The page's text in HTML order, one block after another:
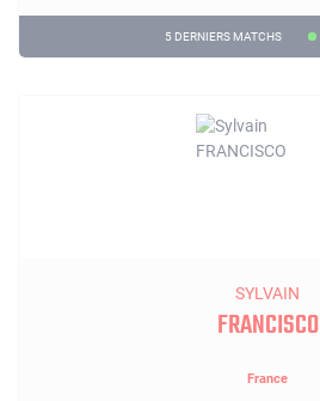
5 DERNIERS MATCHS
SYLVAIN
FRANCISCO
France